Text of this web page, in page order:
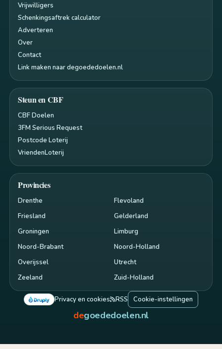
Vrijwilligers
Schenkingsaftrek calculator
Adverteren
Over
Contact
Link maken naar degoededoelen.nl
Steun en CBF
CBF Doelen
3FM Serious Request
Postcode Loterij
VriendenLoterij
Provincies
Drenthe
Flevoland
Friesland
Gelderland
Groningen
Limburg
Noord-Brabant
Noord-Holland
Overijssel
Utrecht
Zeeland
Zuid-Holland
Privacy en cookies RSS Cookie-instellingen
degoededoelen.nl